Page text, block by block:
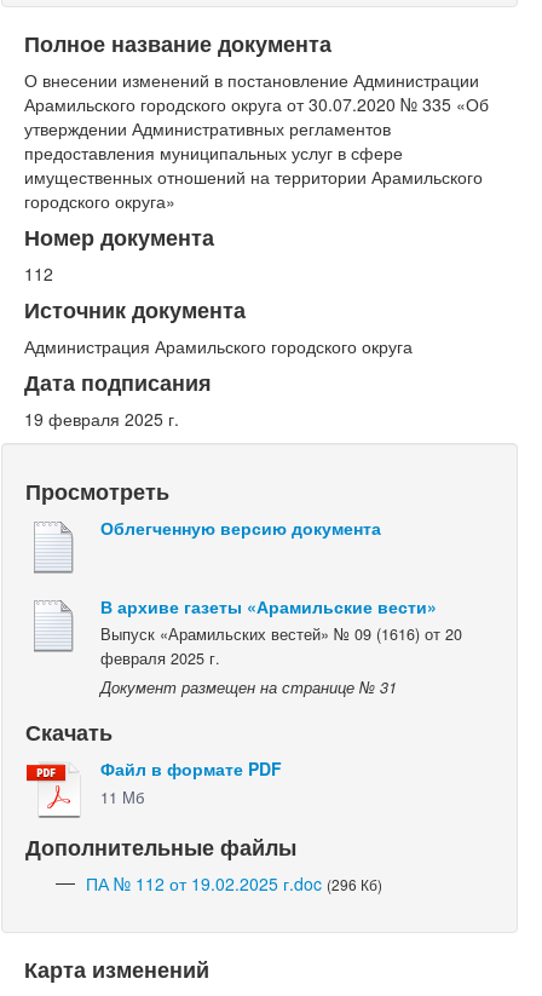
Полное название документа
О внесении изменений в постановление Администрации
Арамильского городского округа от 30.07.2020 № 335 «Об
утверждении Административных регламентов
предоставления муниципальных услуг в сфере
имущественных отношений на территории Арамильского
городского округа»
Номер документа
112
Источник документа
Администрация Арамильского городского округа
Дата подписания
19 февраля 2025 г.
Просмотреть
Облегченную версию документа
В архиве газеты «Арамильские вести»
Выпуск «Арамильских вестей» № 09 (1616) от 20
февраля 2025 г.
Документ размещен на странице № 31
Скачать
Файл в формате PDF
11 Мб
Дополнительные файлы
ПА № 112 от 19.02.2025 г.doc (296 Кб)
Карта изменений